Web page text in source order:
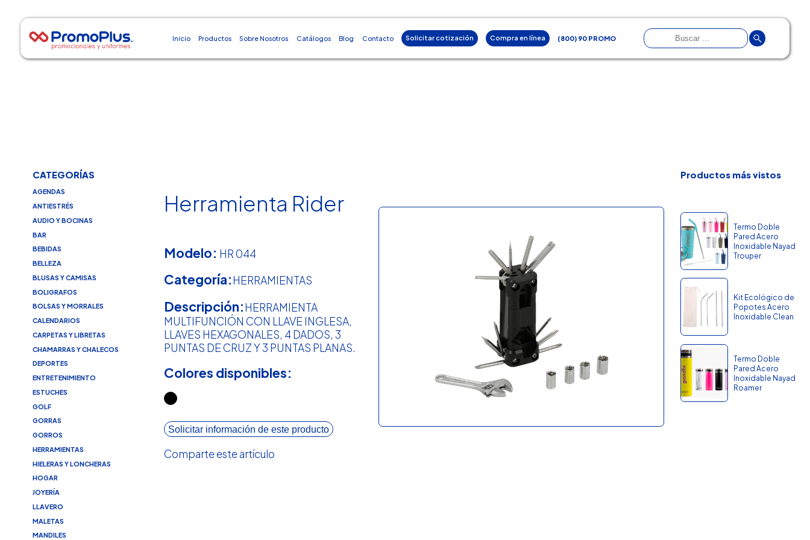
Inicio Productos Sobre Nosotros Catálogos Blog Contacto Solicitar cotización Compra en línea (800) 90 PROMO
CATEGORÍAS
AGENDAS
ANTIESTRÉS
AUDIO Y BOCINAS
BAR
BEBIDAS
BELLEZA
BLUSAS Y CAMISAS
BOLIGRAFOS
BOLSAS Y MORRALES
CALENDARIOS
CARPETAS Y LIBRETAS
CHAMARRAS Y CHALECOS
DEPORTES
ENTRETENIMIENTO
ESTUCHES
GOLF
GORRAS
GORROS
HERRAMIENTAS
HIELERAS Y LONCHERAS
HOGAR
JOYERÍA
LLAVERO
MALETAS
MANDILES
Herramienta Rider
Modelo: HR 044
Categoría:HERRAMIENTAS
Descripción:HERRAMIENTA
MULTIFUNCIÓN CON LLAVE INGLESA,
LLAVES HEXAGONALES, 4 DADOS, 3
PUNTAS DE CRUZ Y 3 PUNTAS PLANAS.
Colores disponibles:
Solicitar información de este producto
Comparte este artículo
Productos más vistos
Termo Doble
Pared Acero
Inoxidable Nayad
Trouper
Kit Ecológico de
Popotes Acero
Inoxidable Clean
Termo Doble
Pared Acero
Inoxidable Nayad
Roamer